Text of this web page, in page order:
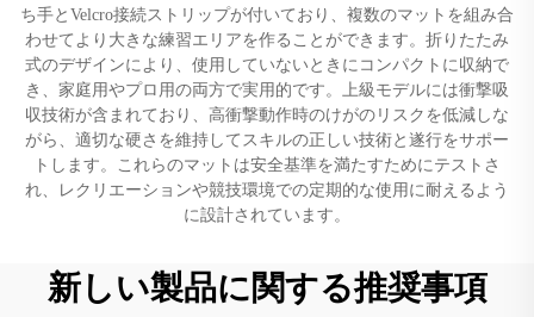
ち手とVelcro接続ストリップが付いており、複数のマットを組み合
わせてより大きな練習エリアを作ることができます。折りたたみ
式のデザインにより、使用していないときにコンパクトに収納で
き、家庭用やプロ用の両方で実用的です。上級モデルには衝撃吸
収技術が含まれており、高衝撃動作時のけがのリスクを低減しな
がら、適切な硬さを維持してスキルの正しい技術と遂行をサポー
トします。これらのマットは安全基準を満たすためにテストさ
れ、レクリエーションや競技環境での定期的な使用に耐えるよう
に設計されています。
新しい製品に関する推奨事項